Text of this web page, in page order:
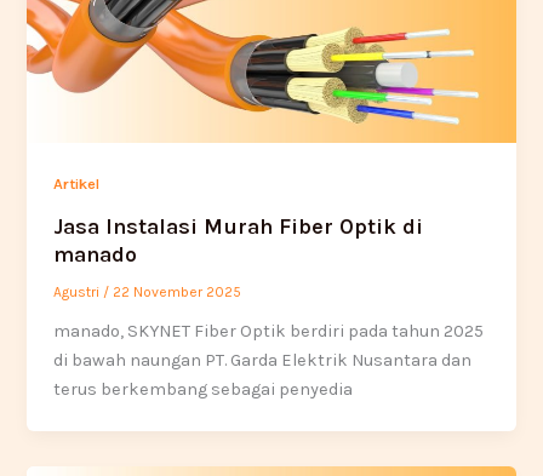
Artikel
Jasa Instalasi Murah Fiber Optik di
manado
Agustri / 22 November 2025
manado, SKYNET Fiber Optik berdiri pada tahun 2025
di bawah naungan PT. Garda Elektrik Nusantara dan
terus berkembang sebagai penyedia